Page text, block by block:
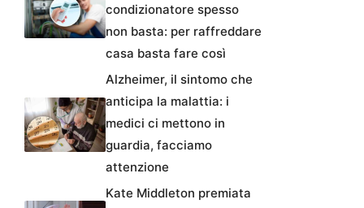
condizionatore spesso
non basta: per raffreddare
casa basta fare così
Alzheimer, il sintomo che
anticipa la malattia: i
medici ci mettono in
guardia, facciamo
attenzione
Kate Middleton premiata